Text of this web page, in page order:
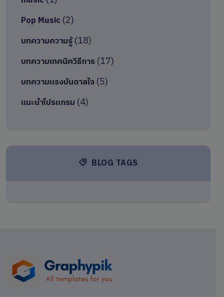
Pop Music (2)
บทความความรู้(18)
บทความเทคนิควิธีการ(17)
บทความแรงบันดาลใจ(5)
แนะนำโปรแกรม (4)
BLOG TAGS